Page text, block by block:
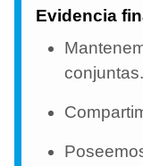
Evidencia
conjuntas.